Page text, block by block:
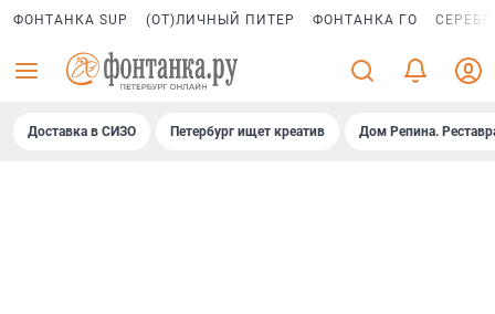
ФОНТАНКА SUP (ОТ)ЛИЧНЫЙ ПИТЕР ФОНТАНКА ГО
Доставка в СИЗО Петербург ищет креатив Дом Репина.